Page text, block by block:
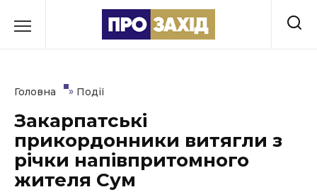
до
Культура
Освіта
Головна » Події
Закарпатські
прикордонники витягли з
річки напівпритомного
жителя Сум